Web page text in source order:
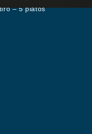
– 5 platos